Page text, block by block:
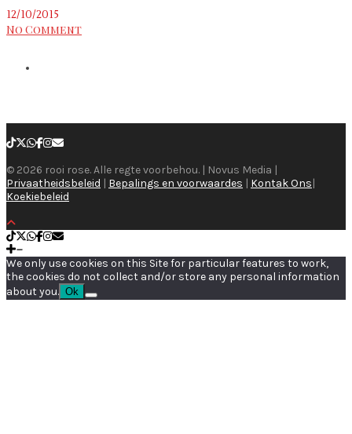
12/10/2015
No Comment
© 2026 rooi rose. Alle regte voorbehou. | Novus Media |
Privaatheidsbeleid | Bepalings en voorwaardes | Kontak Ons|
Koekiebeleid
We only use cookies on this Site for particular features to work,
the cookies do not collect and/or store any personal information
about you. Ok